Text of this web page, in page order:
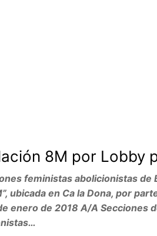
8M por Lobby
feministas abolicionistas
ubicada en Ca la Dona, por
enero de 2018 A/A Secciones